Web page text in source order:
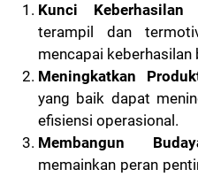
Kunci Keberhasilan
terampil dan
mencapai keberhasilan
Meningkatkan
yang baik dapat
efisiensi operasional.
Membangun
memainkan peran